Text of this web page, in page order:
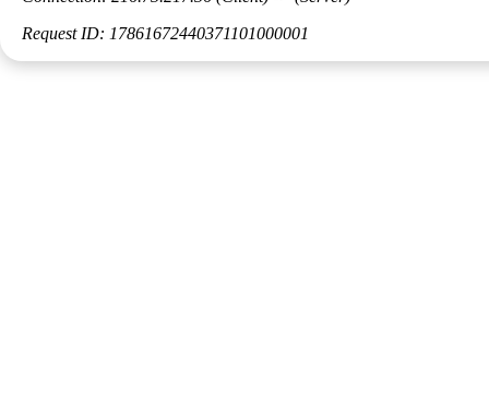
Request ID: 17861672440371101000001